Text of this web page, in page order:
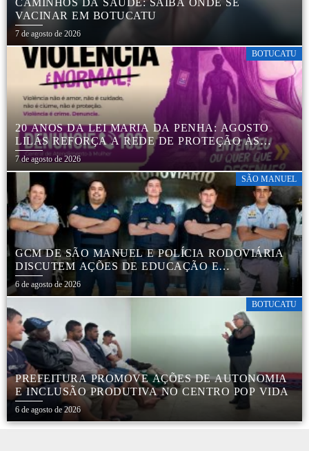
CAMINHOS DA SAÚDE: SAIBA ONDE SE
VACINAR EM BOTUCATU
7 de agosto de 2026
BOTUCATU
20 ANOS DA LEI MARIA DA PENHA: AGOSTO
LILÁS REFORÇA A REDE DE PROTEÇÃO ÀS
MULHERES EM BOTUCATU
7 de agosto de 2026
SÃO MANUEL
GCM DE SÃO MANUEL E POLÍCIA RODOVIÁRIA
DISCUTEM AÇÕES DE EDUCAÇÃO E
SEGURANÇA NO TRÂNSITO
6 de agosto de 2026
BOTUCATU
PREFEITURA PROMOVE AÇÕES DE AUTONOMIA
E INCLUSÃO PRODUTIVA NO CENTRO POP VIDA
6 de agosto de 2026